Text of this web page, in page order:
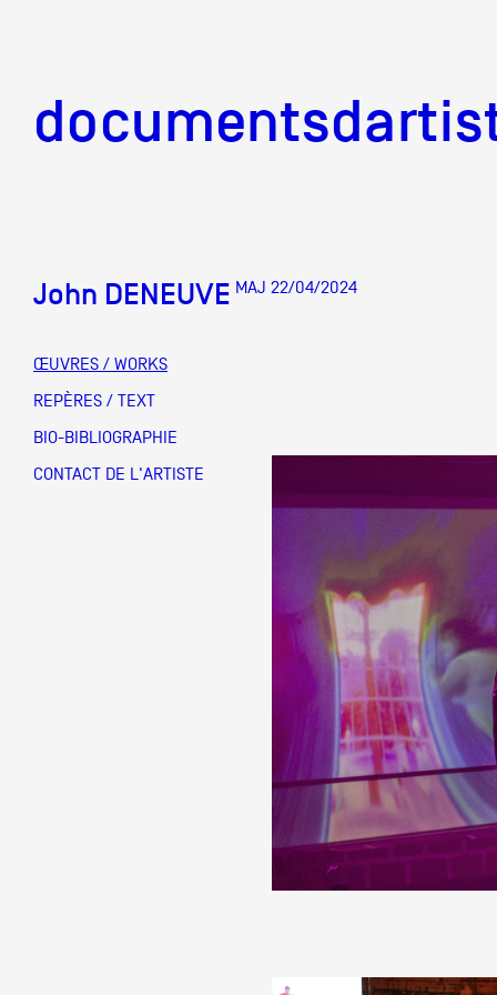
Équipe
Partenaires
Crédits
Documentation
Visites d'ateliers
Production vidéo
John DENEUVE MAJ 22/04/2024
ŒUVRES / WORKS
REPÈRES / TEXT
BIO-BIBLIOGRAPHIE
CONTACT DE L'ARTISTE